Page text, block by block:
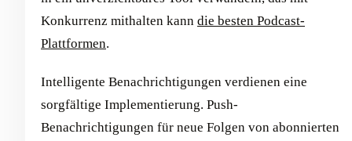
Konkurrenz mithalten kann die besten Podcast-
Plattformen.
Intelligente Benachrichtigungen verdienen eine
sorgfältige Implementierung. Push-
Benachrichtigungen für neue Folgen von abonnierten